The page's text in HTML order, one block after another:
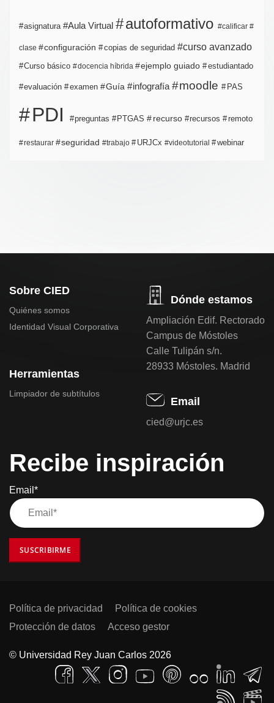
asignatura Aula Virtual autoformativo calificar
clase configuración copias de seguridad curso avanzado
Curso básico docencia híbrida ejemplo guiado estudiantado
evaluación examen Guía infografía moodle PAS
PDI preguntas PTGAS recurso recursos remoto
restaurar seguridad trabajo URJCx videotutorial webinar
Sobre CIED
Quiénes somos
Identidad Visual Corporativa
Herramientas
Limpiador de subtítulos
Dónde estamos
Ampliación Edif. Rectorado
Campus de Móstoles
Calle Tulipán s/n.
28933 Móstoles. Madrid
Email
cied@urjc.es
Recibe inspiración
Email*
SUSCRIBIRME
Política de privacidad
Política de cookies
Protección de datos
Acceso gestor
© Universidad Rey Juan Carlos 2026